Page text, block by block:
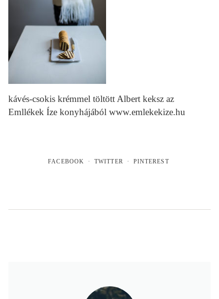
kávés-csokis krémmel töltött Albert keksz az
Emllékek Íze konyhájából www.emlekekize.hu
FACEBOOK TWITTER PINTEREST